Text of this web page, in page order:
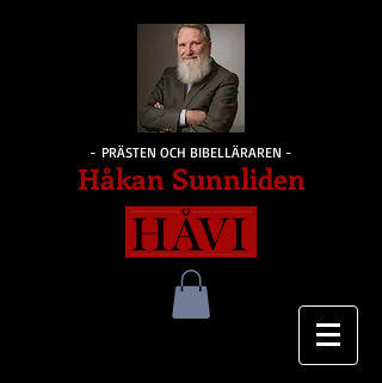
- PRÄSTEN OCH BIBELLÄRAREN -
Håkan Sunnliden